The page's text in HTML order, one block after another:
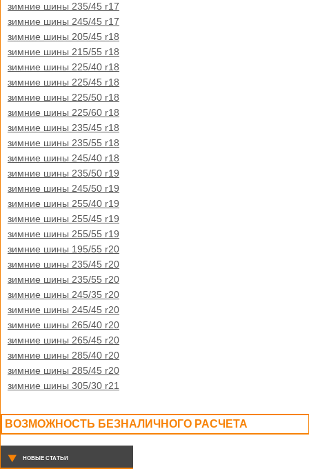
зимние шины 235/45 r17
зимние шины 245/45 r17
зимние шины 205/45 r18
зимние шины 215/55 r18
зимние шины 225/40 r18
зимние шины 225/45 r18
зимние шины 225/50 r18
зимние шины 225/60 r18
зимние шины 235/45 r18
зимние шины 235/55 r18
зимние шины 245/40 r18
зимние шины 235/50 r19
зимние шины 245/50 r19
зимние шины 255/40 r19
зимние шины 255/45 r19
зимние шины 255/55 r19
зимние шины 195/55 r20
зимние шины 235/45 r20
зимние шины 235/55 r20
зимние шины 245/35 r20
зимние шины 245/45 r20
зимние шины 265/40 r20
зимние шины 265/45 r20
зимние шины 285/40 r20
зимние шины 285/45 r20
зимние шины 305/30 r21
ВОЗМОЖНОСТЬ БЕЗНАЛИЧНОГО РАСЧЕТА
НОВЫЕ СТАТЬИ